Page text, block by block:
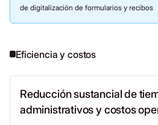
de digitalización de formularios y
Eficiencia y costos
Reducción sustancial de
administrativos y costos